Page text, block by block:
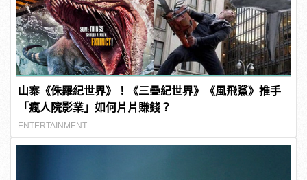
山寨《侏羅紀世界》！《三疊紀世界》《風飛鯊》推手
「瘋人院影業」如何片片賺錢？
ENTERTAINMENT